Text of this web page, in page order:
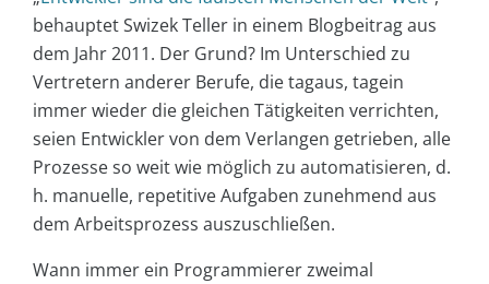
behauptet Swizek Teller in einem Blogbeitrag aus
dem Jahr 2011. Der Grund? Im Unterschied zu
Vertretern anderer Berufe, die tagaus, tagein
immer wieder die gleichen Tätigkeiten verrichten,
seien Entwickler von dem Verlangen getrieben, alle
Prozesse so weit wie möglich zu automatisieren, d.
h. manuelle, repetitive Aufgaben zunehmend aus
dem Arbeitsprozess auszuschließen.
Wann immer ein Programmierer zweimal